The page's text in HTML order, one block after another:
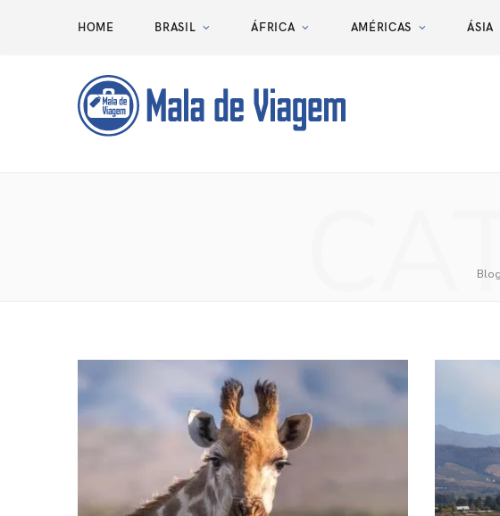
HOME BRASIL ÁFRICA AMÉRICAS ÁSIA